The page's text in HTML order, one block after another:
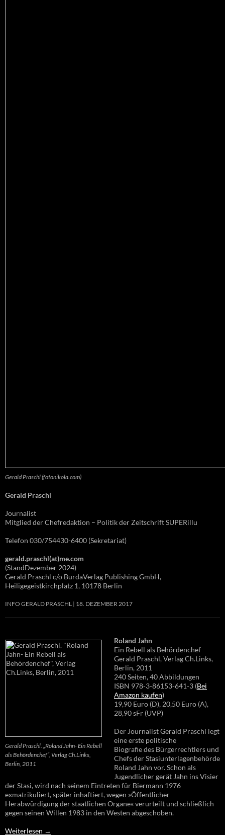
Gerald Praschl (fotonikola.com)
Gerald Praschl
Journalist
Mitglied der Chefredaktion – Politik der Zeitschrift SUPERillu
Telefon 030/754430-6400 (Sekretariat)
gerald.praschl(at)me.com
(StandDezember 2024)
Gerald Praschl c/o BurdaVerlag Publishing GmbH,
Heiligegeistkirchplatz 1, 10178 Berlin
INFO GERALD PRASCHL 18. DEZEMBER 2017
Gerald Praschl. „Roland Jahn- Ein Rebell
als Behördenchef“, Verlag Ch.Links,
Berlin, 2011
Roland Jahn
Ein Rebell als Behördenchef
Gerald Praschl, Verlag Ch.Links,
Berlin, 2011
240 Seiten, 40 Abbildungen
ISBN 978-3-86153-641-3 (Bei
Amazon kaufen)
19,90 Euro (D), 20,50 Euro (A),
28,90 sFr (UVP)
Der Journalist Gerald Praschl legt
eine erste politische
Biografie des Bürgerrechtlers und
Chefs der Stasiunterlagenbehörde
Roland Jahn vor. Schon als
Jugendlicher gerät Jahn ins Visier
der Stasi, wird nach seinem Eintreten für Biermann 1976
exmatrikuliert, später inhaftiert, wegen »Öffentlicher
Herabwürdigung der staatlichen Organe« verurteilt und schließlich
gegen seinen Willen 1983 in den Westen abgeschoben.
Weiterlesen →